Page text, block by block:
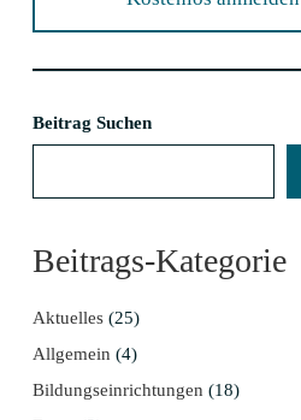
Beitrag Suchen
Beitrags-Kategorie
Aktuelles (25)
Allgemein (4)
Bildungseinrichtungen (18)